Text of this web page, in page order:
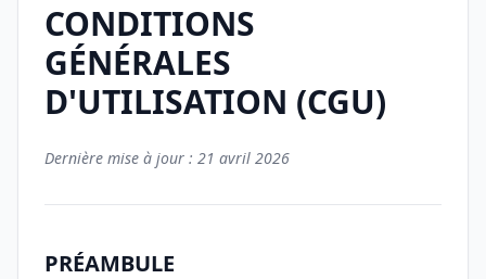
CONDITIONS
GÉNÉRALES
D'UTILISATION (CGU)
Dernière mise à jour : 21 avril 2026
PRÉAMBULE